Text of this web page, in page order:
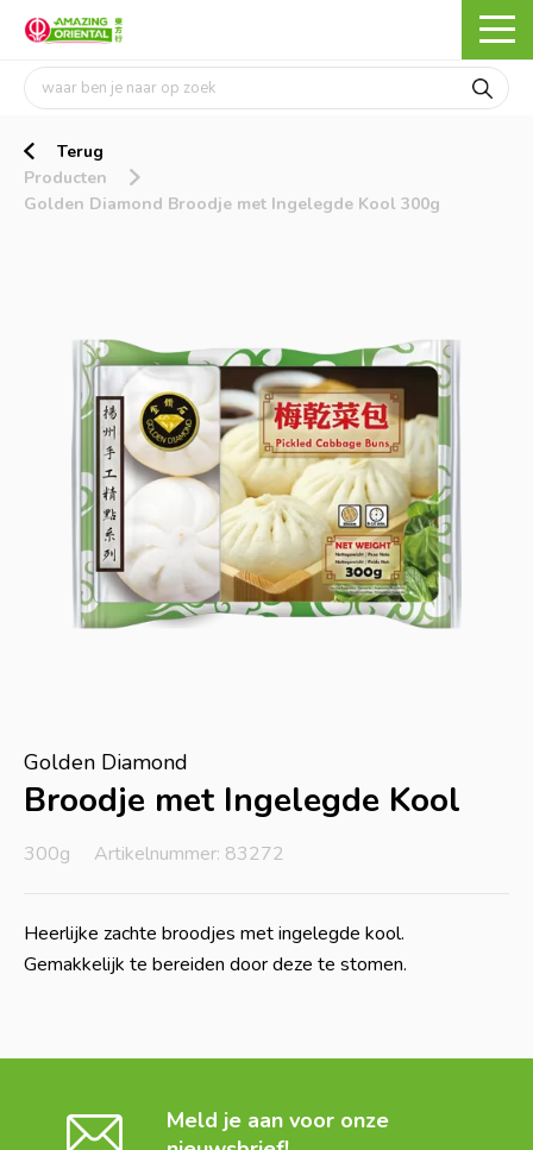
Terug
Producten
Golden Diamond Broodje met Ingelegde Kool 300g
Golden Diamond
Broodje met Ingelegde Kool
300g Artikelnummer: 83272
Heerlijke zachte broodjes met ingelegde kool.
Gemakkelijk te bereiden door deze te stomen.
Meld je aan voor onze